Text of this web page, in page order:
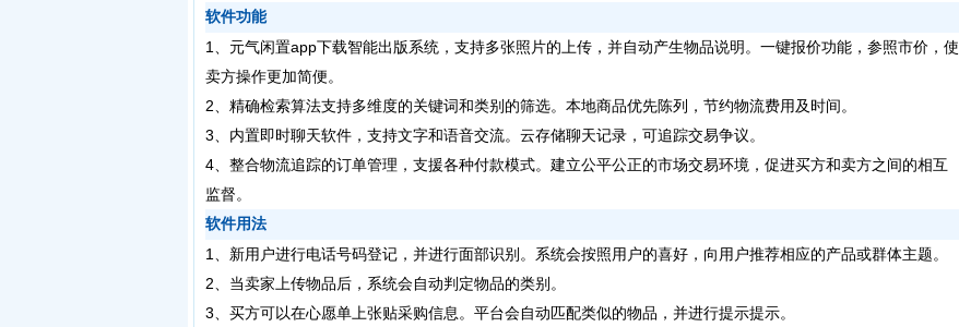
软件功能
1、元气闲置app下载智能出版系统，支持多张照片的上传，并自动产生物品说明。一键报价功能，参照市价，使
卖方操作更加简便。
2、精确检索算法支持多维度的关键词和类别的筛选。本地商品优先陈列，节约物流费用及时间。
3、内置即时聊天软件，支持文字和语音交流。云存储聊天记录，可追踪交易争议。
4、整合物流追踪的订单管理，支援各种付款模式。建立公平公正的市场交易环境，促进买方和卖方之间的相互
监督。
软件用法
1、新用户进行电话号码登记，并进行面部识别。系统会按照用户的喜好，向用户推荐相应的产品或群体主题。
2、当卖家上传物品后，系统会自动判定物品的类别。
3、买方可以在心愿单上张贴采购信息。平台会自动匹配类似的物品，并进行提示提示。